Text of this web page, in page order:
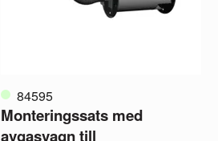
84595
Monteringssats med
avgasvagn till